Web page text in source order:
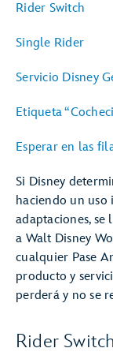
Rider Switch
Single Rider
Servicio Disney
Etiqueta
Esperar en las
Si Disney
haciendo un uso
adaptaciones,
a Walt Disney
cualquier Pase
producto y
perderá y no se
Rider Switch